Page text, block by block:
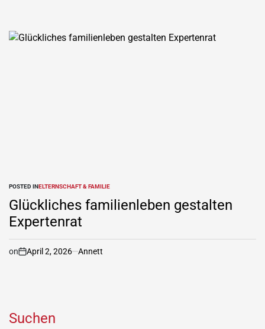
POSTED INELTERNSCHAFT & FAMILIE
Glückliches familienleben gestalten
Expertenrat
on April 2, 2026 Annett
Suchen